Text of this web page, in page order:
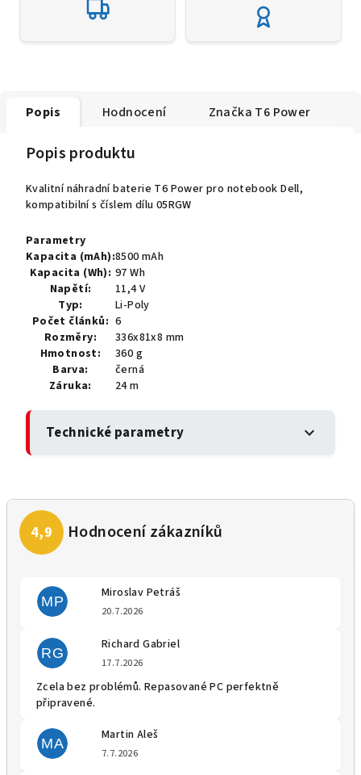
Popis Hodnocení Značka T6 Power
Popis produktu
Kvalitní náhradní baterie T6 Power pro notebook Dell,
kompatibilní s číslem dílu 05RGW
Parametry
Kapacita (mAh):8500 mAh
Kapacita (Wh): 97 Wh
Napětí:
11,4 V
Typ:
Li-Poly
Počet článků: 6
Rozměry:
336x81x8 mm
Hmotnost:
360 g
Barva:
černá
Záruka:
24 m
Technické parametry expand_more
MP
Miroslav Petráš
20.7.2026
RG
Richard Gabriel
17.7.2026
Zcela bez problémů. Repasované PC perfektně
připravené.
MA
Martin Aleš
7.7.2026